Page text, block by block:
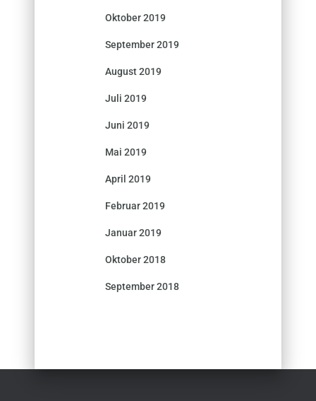
Oktober 2019
September 2019
August 2019
Juli 2019
Juni 2019
Mai 2019
April 2019
Februar 2019
Januar 2019
Oktober 2018
September 2018